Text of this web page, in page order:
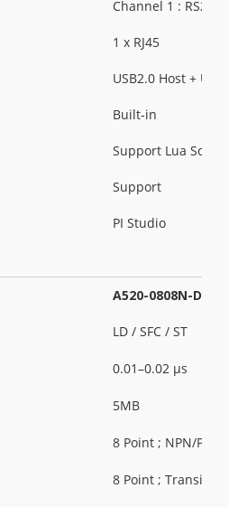
Channel 1 : RS232/
1 x RJ45
USB2.0 Host +
Built-in
Support Lua
Support
PI Studio
A520-0808N-D
LD / SFC / ST
0.01–0.02 µs
5MB
8 Point ; NPN/PNP
8 Point ; Transistor